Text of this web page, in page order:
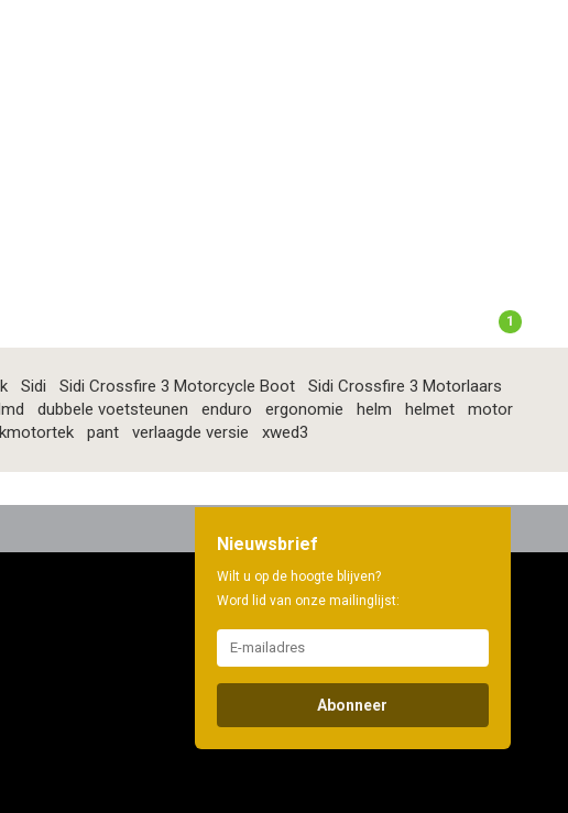
1
Sidi Sidi Crossfire 3 Motorcycle Boot
Sidi Crossfire 3 Motorlaars
dubbele voetsteunen enduro ergonomie helm helmet
motor
pant verlaagde versie xwed3
Nieuwsbrief
Wilt u op de hoogte blijven?
Word lid van onze mailinglijst:
Abonneer